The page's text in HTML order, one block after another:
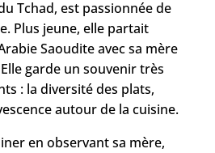
Tchad, est passionnée de
Plus jeune, elle partait
Saoudite avec sa mère
garde un souvenir très
: la diversité des plats,
autour de la cuisine.
en observant sa mère,